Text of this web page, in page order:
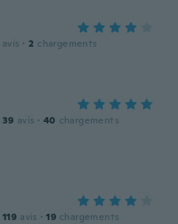
avis · 2 chargements
39 avis · 40 chargements
119 avis · 19 chargements